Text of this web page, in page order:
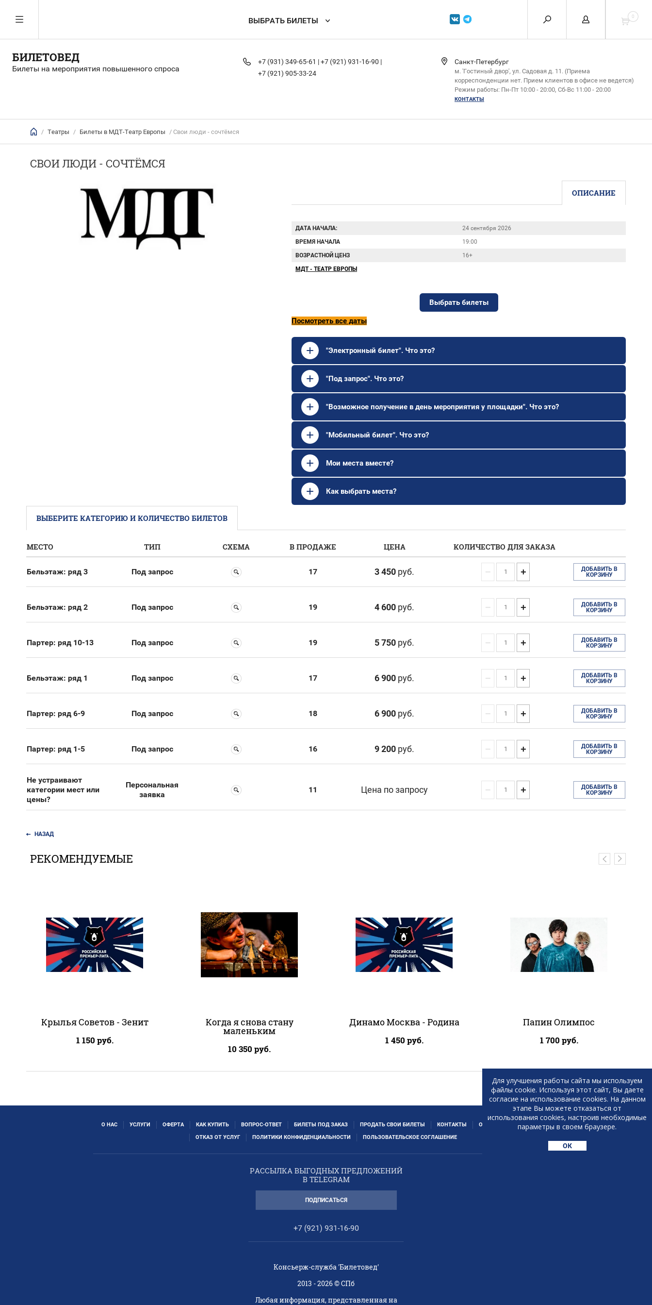
0
ВЫБРАТЬ БИЛЕТЫ
БИЛЕТОВЕД
Билеты на мероприятия повышенного спроса
+7 (931) 349-65-61 |+7 (921) 931-16-90 |
+7 (921) 905-33-24
Санкт-Петербург
м. 'Гостиный двор', ул. Садовая д. 11. (Приема
корреспонденции нет. Прием клиентов в офисе не ведется)
Режим работы: Пн-Пт 10:00 - 20:00, Сб-Вс 11:00 - 20:00
КОНТАКТЫ
/ Театры / Билеты в МДТ-Театр Европы / Свои люди - сочтёмся
СВОИ ЛЮДИ - СОЧТЁМСЯ
ОПИСАНИЕ
ДАТА НАЧАЛА:
24 сентября 2026
ВРЕМЯ НАЧАЛА
19:00
ВОЗРАСТНОЙ ЦЕНЗ
16+
МДТ - ТЕАТР ЕВРОПЫ
Выбрать билеты
Посмотреть все даты
"Электронный билет". Что это?
"Под запрос". Что это?
"Возможное получение в день мероприятия у площадки". Что это?
"Мобильный билет". Что это?
Мои места вместе?
Как выбрать места?
ВЫБЕРИТЕ КАТЕГОРИЮ И КОЛИЧЕСТВО БИЛЕТОВ
МЕСТО ТИП СХЕМА В ПРОДАЖЕ ЦЕНА КОЛИЧЕСТВО ДЛЯ ЗАКАЗА
Бельэтаж: ряд 3 Под запрос 17 3 450 руб. − +
ДОБАВИТЬ В
КОРЗИНУ
Бельэтаж: ряд 2 Под запрос 19 4 600 руб. − +
ДОБАВИТЬ В
КОРЗИНУ
Партер: ряд 10-13 Под запрос 19 5 750 руб. − +
ДОБАВИТЬ В
КОРЗИНУ
Бельэтаж: ряд 1 Под запрос 17 6 900 руб. − +
ДОБАВИТЬ В
КОРЗИНУ
Партер: ряд 6-9 Под запрос 18 6 900 руб. − +
ДОБАВИТЬ В
КОРЗИНУ
Партер: ряд 1-5 Под запрос 16 9 200 руб. − +
ДОБАВИТЬ В
КОРЗИНУ
Не устраивают
категории мест или
цены?
Персональная
заявка
11 Цена по запросу − +
ДОБАВИТЬ В
КОРЗИНУ
НАЗАД
РЕКОМЕНДУЕМЫЕ
Крылья Советов - Зенит
1 150 руб.
Когда я снова стану
маленьким
10 350 руб.
Динамо Москва - Родина
1 450 руб.
Папин Олимпос
1 700 руб.
О НАС УСЛУГИ ОФЕРТА КАК КУПИТЬ ВОПРОС-ОТВЕТ БИЛЕТЫ ПОД ЗАКАЗ ПРОДАТЬ СВОИ БИЛЕТЫ КОНТАКТЫ
ОТЗЫВЫ О НАШЕЙ РАБОТЕ
ОТКАЗ ОТ УСЛУГ
ПОЛИТИКИ КОНФИДЕНЦИАЛЬНОСТИ ПОЛЬЗОВАТЕЛЬСКОЕ СОГЛАШЕНИЕ
РАССЫЛКА ВЫГОДНЫХ ПРЕДЛОЖЕНИЙ
В TELEGRAM
ПОДПИСАТЬСЯ
+7 (921) 931-16-90
Консьерж-служба 'Билетовед'
2013 - 2026 © СПб
Любая информация, представленная на
Для улучшения работы сайта мы используем
файлы cookie. Используя этот сайт, Вы даете
согласие на использование cookies. На данном
этапе Вы можете отказаться от
использования cookies, настроив необходимые
параметры в своем браузере.
ОК